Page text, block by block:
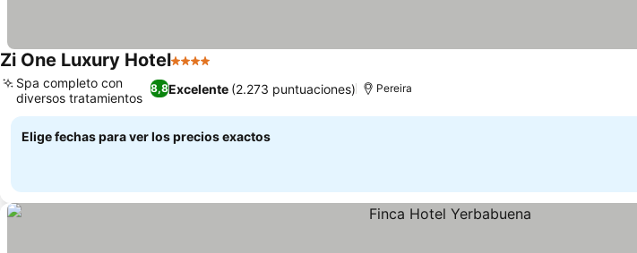
Zi One Luxury Hotel4 Estrellas
8,8Excelente (2.273 puntuaciones)
Spa completo con
diversos tratamientos
Pereira
Elige fechas para ver los precios exactos